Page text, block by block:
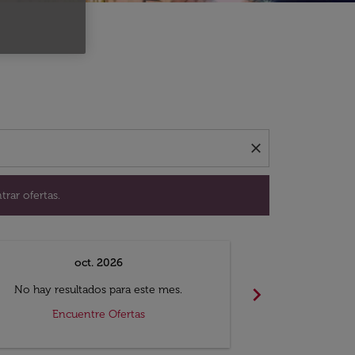
close
ofertas.
para encontrar ofertas.
oct. 2026
No hay resultados para este mes.
Encuentre Ofertas
chevron_right